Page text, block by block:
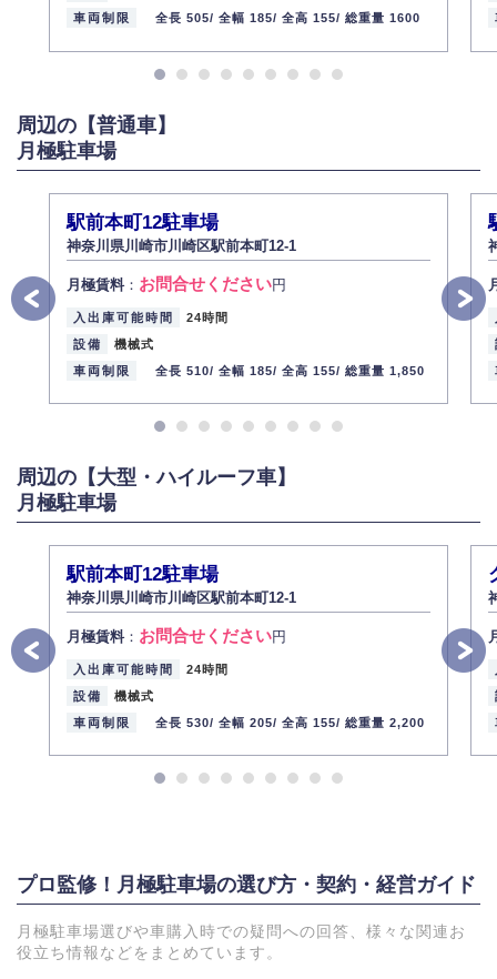
お客様ご本人から自己の個人情報開示の請求があった場合、すみやかに開
ん）。
また、個人情報の内容に誤りがあり、ご本人から訂正・追加・削除の請求
6.個人情報管理の社内教育
弊社社員全員が、個人情報の取り扱いについての重要性を理解し、より適
切に管理するよう社内教育を実施してまいります。
代表取締役社長 野口 幸男
車両制限
全長 505/ 全幅 185/ 全高 155/ 総重量 1600
周辺の【普通車】
月極駐車場
駅前本町12駐車場
神奈川県川崎市川崎区駅前本町12-1
月極賃料： お問合せください円
入出庫可能時間
24時間
設備
機械式
車両制限
全長 510/ 全幅 185/ 全高 155/ 総重量 1,850
周辺の【大型・ハイルーフ車】
月極駐車場
駅前本町12駐車場
神奈川県川崎市川崎区駅前本町12-1
月極賃料： お問合せください円
入出庫可能時間
24時間
設備
機械式
車両制限
全長 530/ 全幅 205/ 全高 155/ 総重量 2,200
プロ監修！月極駐車場の選び方・契約・経営ガイド
月極駐車場選びや車購入時での疑問への回答、様々な関連お
役立ち情報などをまとめています。